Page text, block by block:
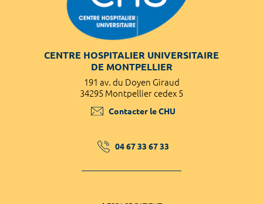
CENTRE HOSPITALIER UNIVERSITAIRE
DE MONTPELLIER
191 av. du Doyen Giraud
34295 Montpellier cedex 5
Contacter le CHU
04 67 33 67 33